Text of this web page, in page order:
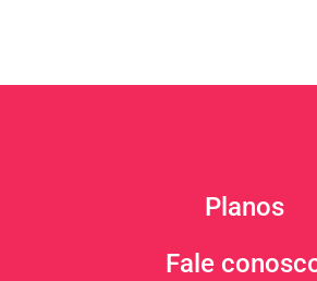
Planos
Fale